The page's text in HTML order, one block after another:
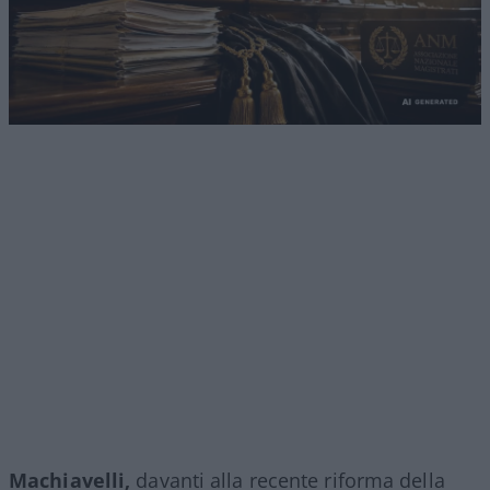
Machiavelli, davanti alla recente riforma della